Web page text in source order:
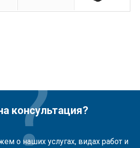
консультация?
о наших услугах, видах работ и